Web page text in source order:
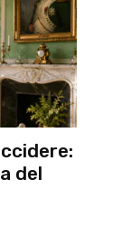
del